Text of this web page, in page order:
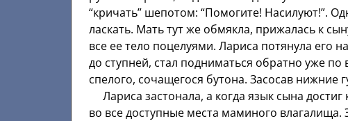
“кричать” шепотом: “Помогите! Насилуют!”.
ласкать. Мать тут же обмякла, прижалась к
все ее тело поцелуями. Лариса потянула его
до ступней, стал подниматься обратно уже
спелого, сочащегося бутона. Засосав нижние
Лариса застонала, а когда язык сына
во все доступные места маминого